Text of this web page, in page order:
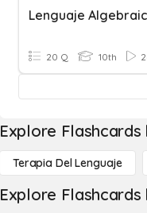
Lenguaje
20 Q 10th
Explore Flashcards
Terapia Del Lenguaje
Explore Flashcards